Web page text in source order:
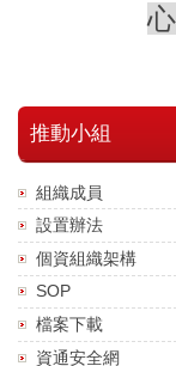
心
推動小組
組織成員
設置辦法
個資組織架構
SOP
檔案下載
資通安全網